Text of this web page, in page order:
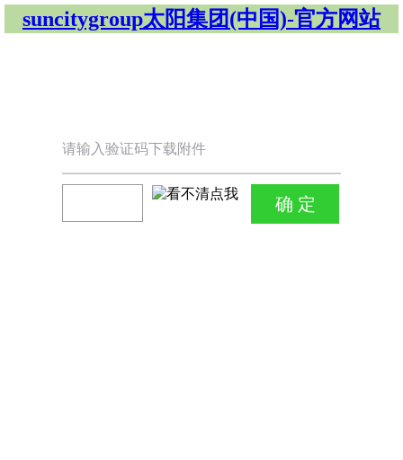
suncitygroup太阳集团(中国)-官方网站
请输入验证码下载附件